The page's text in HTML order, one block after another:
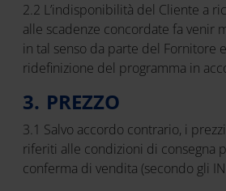
2.2 L’indisponibilità del Cliente a
alle scadenze concordate fa venir
in tal senso da parte del Fornitore
ridefinizione del programma in
3. PREZZO
3.1 Salvo accordo contrario, i
riferiti alle condizioni di consegna
conferma di vendita (secondo gli